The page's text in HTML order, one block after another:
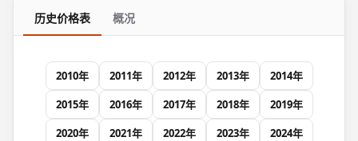
历史价格表 概况
2010年 2011年 2012年 2013年
2014年
2015年
2016年 2017年 2018年
2019年
2020年
2021年 2022年 2023年
2024年